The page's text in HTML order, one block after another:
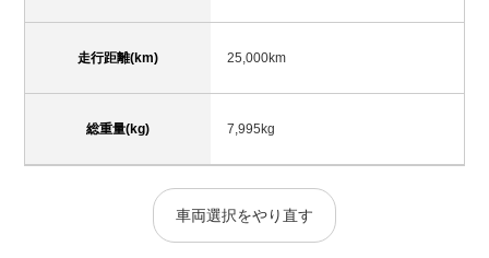
走行距離(km) 25,000km
総重量(kg) 7,995kg
車両選択をやり直す